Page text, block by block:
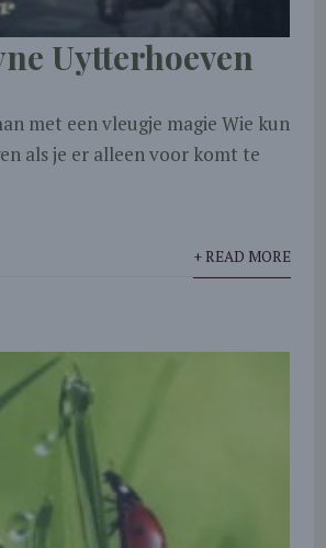
Uytterhoeven
met een vleugje magie Wie kun
als je er alleen voor komt te
+ READ MORE